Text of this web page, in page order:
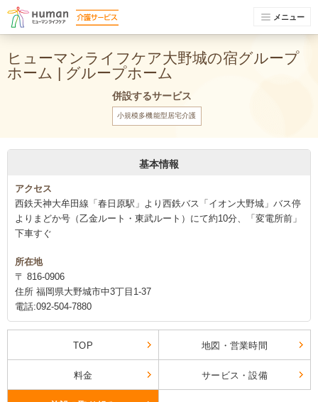
メニュー
ヒューマンライフケア大野城の宿グループ
ホーム | グループホーム
併設するサービス
小規模多機能型居宅介護
基本情報
アクセス
西鉄天神大牟田線「春日原駅」より西鉄バス「イオン大野城」バス停
よりまどか号（乙金ルート・東武ルート）にて約10分、「変電所前」
下車すぐ
所在地
〒 816-0906
住所 福岡県大野城市中3丁目1-37
電話:092-504-7880
TOP 地図・営業時間
料金 サービス・設備